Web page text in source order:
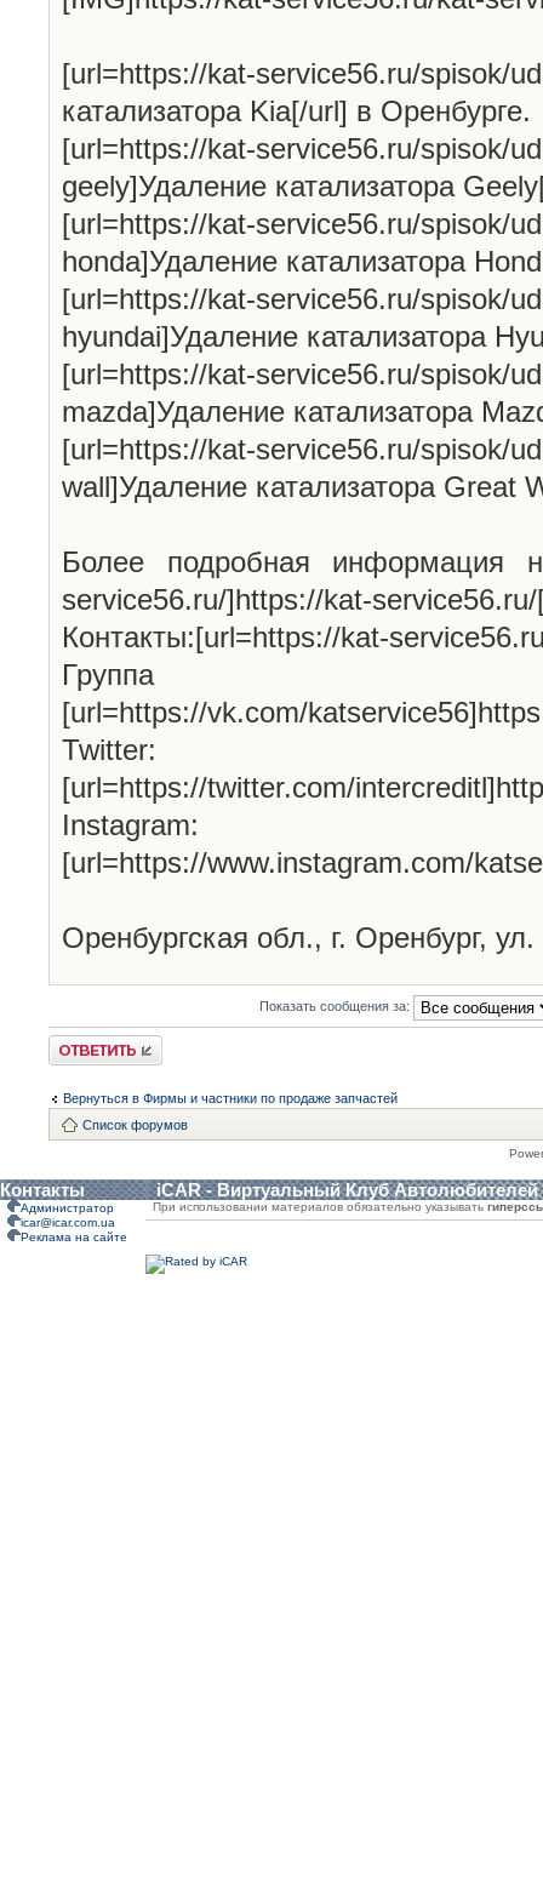
[url=https://kat-service56.ru/spisok/
катализатора Kia[/url] в Оренбурге.
[url=https://kat-service56.ru/spisok/
geely]Удаление катализатора
[url=https://kat-service56.ru/spisok/
honda]Удаление катализатора
[url=https://kat-service56.ru/spisok/
hyundai]Удаление катализатора
[url=https://kat-service56.ru/spisok/
mazda]Удаление катализатора
[url=https://kat-service56.ru/spisok/
wall]Удаление катализатора Great
Более подробная информация
service56.ru/]https://kat-
Контакты:[url=https://kat-
[url=https://vk.com/
Twitter:
[url=https://twitter.com/
Instagram:
[url=https://www.instagram.com/
Оренбургская обл., г. Оренбург,
Показать сообщения за:
Ответить
Вернуться в Фирмы и частники по продаже запчастей
Список форумов
Контакты iCAR - Виртуальный Клуб Автолюбителей
Администратор
icar@icar.com.ua
Реклама на сайте
При использовании материалов обязательно указывать